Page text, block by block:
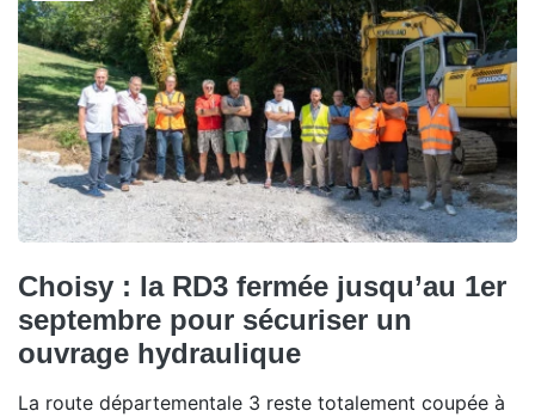
Choisy : la RD3 fermée jusqu’au 1er
septembre pour sécuriser un
ouvrage hydraulique
La route départementale 3 reste totalement coupée à